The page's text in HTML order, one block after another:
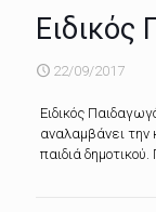
Ειδικός
22/09/2017
Ειδικός
αναλαμβάνει
παιδιά